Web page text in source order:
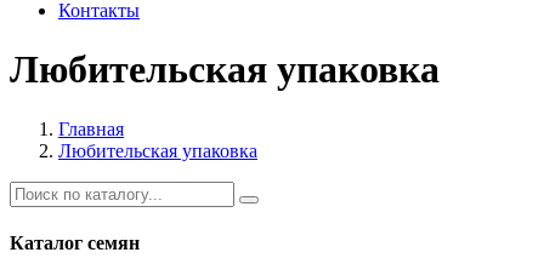
Контакты
Любительская упаковка
Главная
Любительская упаковка
Каталог семян